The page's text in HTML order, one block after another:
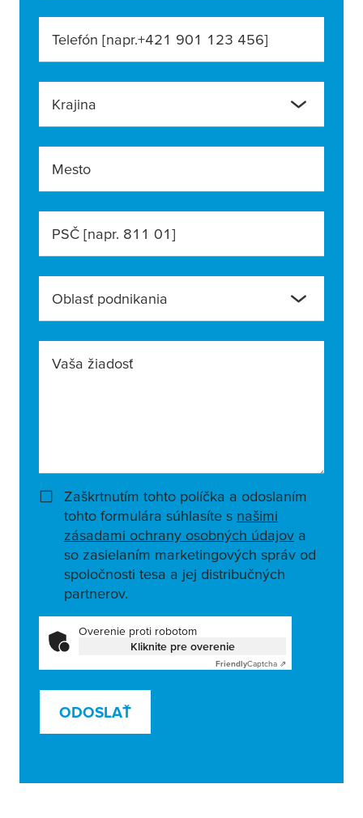
Telefón [napr.+421 901 123 456]
Krajina
Mesto
PSČ [napr. 811 01]
Oblasť podnikania
Vaša žiadosť
Zaškrtnutím tohto políčka a odoslaním
tohto formulára súhlasíte s našimi
zásadami ochrany osobných údajov a
so zasielaním marketingových správ od
spoločnosti tesa a jej distribučných
partnerov.
Overenie proti robotom
Kliknite pre overenie
FriendlyCaptcha ⇗
ODOSLAŤ